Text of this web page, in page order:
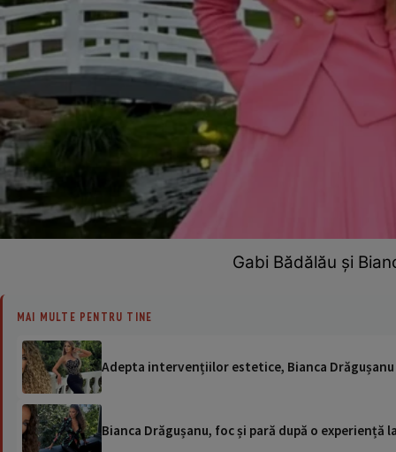
Gabi Bădălău și
MAI MULTE PENTRU TINE
Adepta intervențiilor estetice, Bianca
Bianca Drăgușanu, foc și pară după o experiență